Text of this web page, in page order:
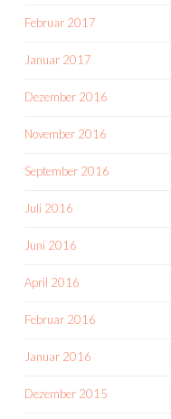
Februar 2017
Januar 2017
Dezember 2016
November 2016
September 2016
Juli 2016
Juni 2016
April 2016
Februar 2016
Januar 2016
Dezember 2015